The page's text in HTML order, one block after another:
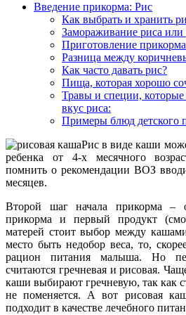
Введение прикорма: Рис
Как выбрать и хранить
Замораживание риса
Приготовление
Разница между
Как часто давать рис?
Пища, которая хорошо
Травы и специи,
вкус риса:
Примеры блюд детского
Рис в виде каши
ребенка от 4-х месячного
помнить о рекомендации ВОЗ
месяцев.
Второй шаг начала прикорма –
прикорма и первый продукт
матерей стоит выбор между
место быть недобор веса, то,
рацион питания малыша. Но
считаются гречневая и рисовая.
каши выбирают гречневую, так как
не поменяется. А вот рисовая
подходит в качестве лечебного